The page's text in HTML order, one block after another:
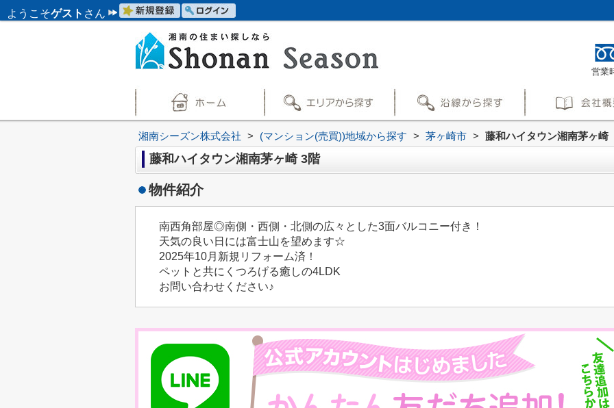
ようこそゲスト さん
営業
湘南シーズン株式会社 > (マンション(売買))地域から探す > 茅ヶ崎市 > 藤和ハイタウン湘南茅ヶ崎
藤和ハイタウン湘南茅ヶ崎 3階
物件紹介
南西角部屋◎南側・西側・北側の広々とした3面バルコニー付き！
天気の良い日には富士山を望めます☆
2025年10月新規リフォーム済！
ペットと共にくつろげる癒しの4LDK
お問い合わせください♪